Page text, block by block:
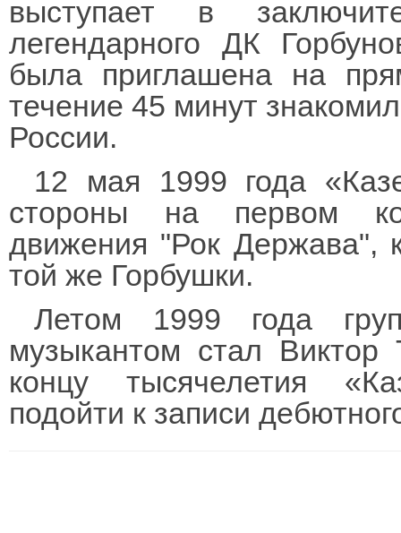
выступает в
легендарного ДК
была приглашена на
течение 45 минут
России.
12 мая 1999 года
стороны на первом
движения "Рок Держава",
той же Горбушки.
Летом 1999 года
музыкантом стал Виктор
концу тысячелетия
подойти к записи